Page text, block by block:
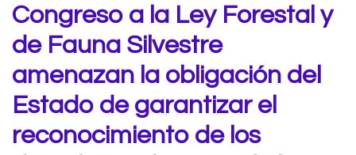
Congreso a la Ley Forestal y
de Fauna Silvestre
amenazan la obligación del
Estado de garantizar el
reconocimiento de los